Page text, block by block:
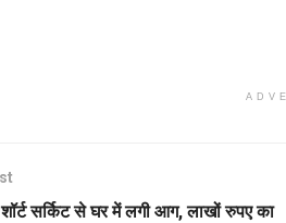
सर्किट से घर में लगी आग, लाखों रुपए का